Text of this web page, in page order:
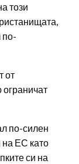
този
по-
от
ограничат
по-силен
на ЕС като
си на